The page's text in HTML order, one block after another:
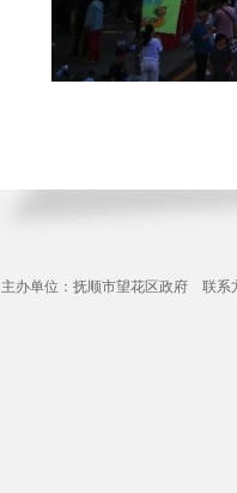
主办单位：抚顺市望花区政府 联系